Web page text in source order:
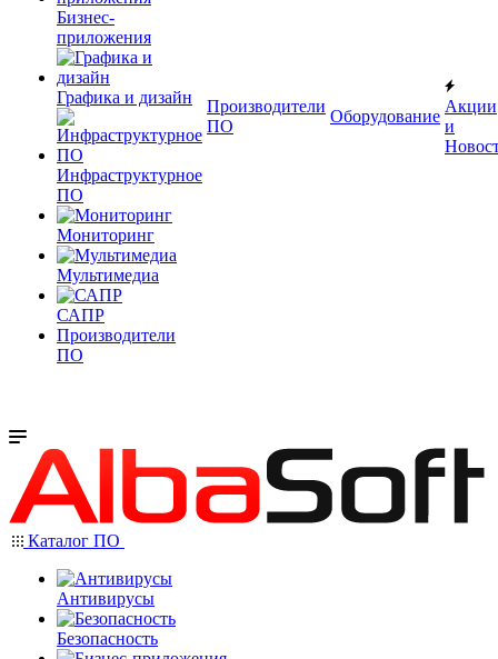
Бизнес-
приложения
Графика и дизайн
Инфраструктурное
ПО
Мониторинг
Мультимедиа
САПР
Производители
ПО
Производители
ПО
Оборудование
Акции
и
Каталог ПО
Антивирусы
Безопасность